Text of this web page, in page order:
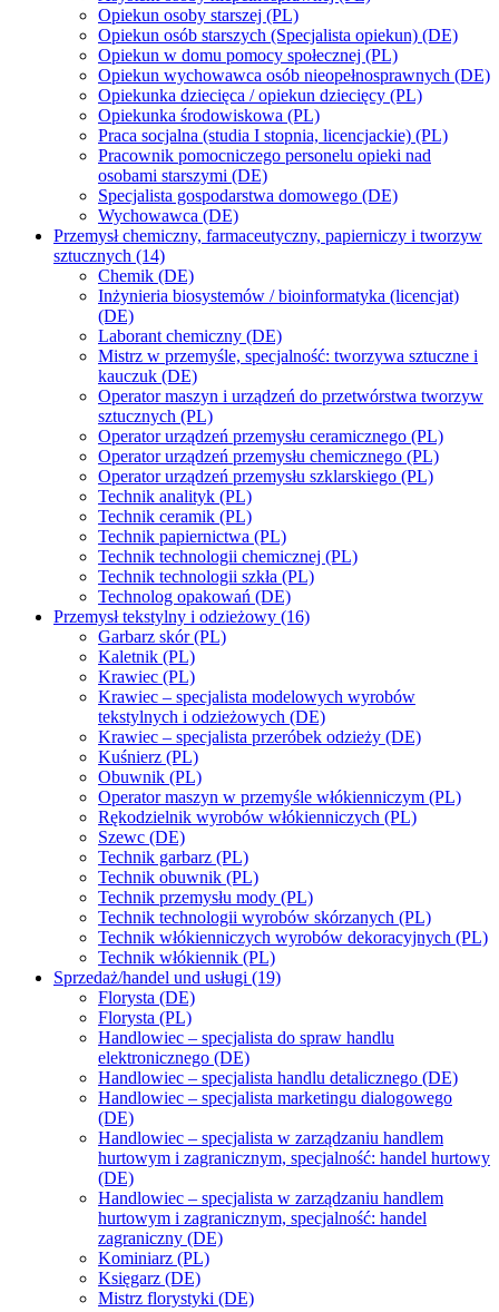
Opiekun osoby starszej (PL)
Opiekun osób starszych (Specjalista opiekun) (DE)
Opiekun w domu pomocy społecznej (PL)
Opiekun wychowawca osób nieopełnosprawnych (DE)
Opiekunka dziecięca / opiekun dziecięcy (PL)
Opiekunka środowiskowa (PL)
Praca socjalna (studia I stopnia, licencjackie) (PL)
Pracownik pomocniczego personelu opieki nad
osobami starszymi (DE)
Specjalista gospodarstwa domowego (DE)
Wychowawca (DE)
Przemysł chemiczny, farmaceutyczny, papierniczy i tworzyw
sztucznych (14)
Chemik (DE)
Inżynieria biosystemów / bioinformatyka (licencjat)
(DE)
Laborant chemiczny (DE)
Mistrz w przemyśle, specjalność: tworzywa sztuczne i
kauczuk (DE)
Operator maszyn i urządzeń do przetwórstwa tworzyw
sztucznych (PL)
Operator urządzeń przemysłu ceramicznego (PL)
Operator urządzeń przemysłu chemicznego (PL)
Operator urządzeń przemysłu szklarskiego (PL)
Technik analityk (PL)
Technik ceramik (PL)
Technik papiernictwa (PL)
Technik technologii chemicznej (PL)
Technik technologii szkła (PL)
Technolog opakowań (DE)
Przemysł tekstylny i odzieżowy (16)
Garbarz skór (PL)
Kaletnik (PL)
Krawiec (PL)
Krawiec – specjalista modelowych wyrobów
tekstylnych i odzieżowych (DE)
Krawiec – specjalista przeróbek odzieży (DE)
Kuśnierz (PL)
Obuwnik (PL)
Operator maszyn w przemyśle włókienniczym (PL)
Rękodzielnik wyrobów włókienniczych (PL)
Szewc (DE)
Technik garbarz (PL)
Technik obuwnik (PL)
Technik przemysłu mody (PL)
Technik technologii wyrobów skórzanych (PL)
Technik włókienniczych wyrobów dekoracyjnych (PL)
Technik włókiennik (PL)
Sprzedaż/handel und usługi (19)
Florysta (DE)
Florysta (PL)
Handlowiec – specjalista do spraw handlu
elektronicznego (DE)
Handlowiec – specjalista handlu detalicznego (DE)
Handlowiec – specjalista marketingu dialogowego
(DE)
Handlowiec – specjalista w zarządzaniu handlem
hurtowym i zagranicznym, specjalność: handel hurtowy
(DE)
Handlowiec – specjalista w zarządzaniu handlem
hurtowym i zagranicznym, specjalność: handel
zagraniczny (DE)
Kominiarz (PL)
Księgarz (DE)
Mistrz florystyki (DE)